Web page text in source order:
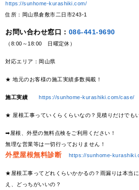
https://sunhome-kurashiki.com/
住所：岡山県倉敷市二日市243-1
お問い合わせ窓口： 086-441-9690
（8:00～18:00 日曜定休）
対応エリア：岡山県
★ 地元のお客様の施工実績多数掲載！
施工実績 https://sunhome-kurashiki.com/case/
★ 屋根工事っていくらくらいなの？見積りだけでも
➡屋根、外壁の無料点検をご利用ください！
無理な営業等は一切行っておりません！
外壁屋根無料診断 https://sunhome-
★屋根工事ってどれくらいかかるの？雨漏りは本当
え、どっちがいいの？